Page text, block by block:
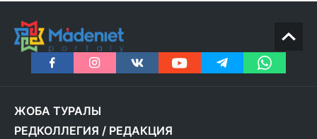
ЖОБА ТУРАЛЫ
РЕДКОЛЛЕГИЯ / РЕДАКЦИЯ